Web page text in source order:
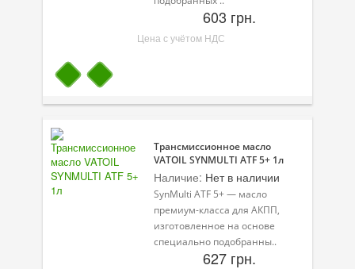
603 грн.
Цена с учётом НДС
Трансмиссионное масло
VATOIL SYNMULTI ATF 5+ 1л
Наличие: Нет в наличии
SynMulti ATF 5+ — масло
премиум-класса для АКПП,
изготовленное на основе
специально подобранны..
627 грн.